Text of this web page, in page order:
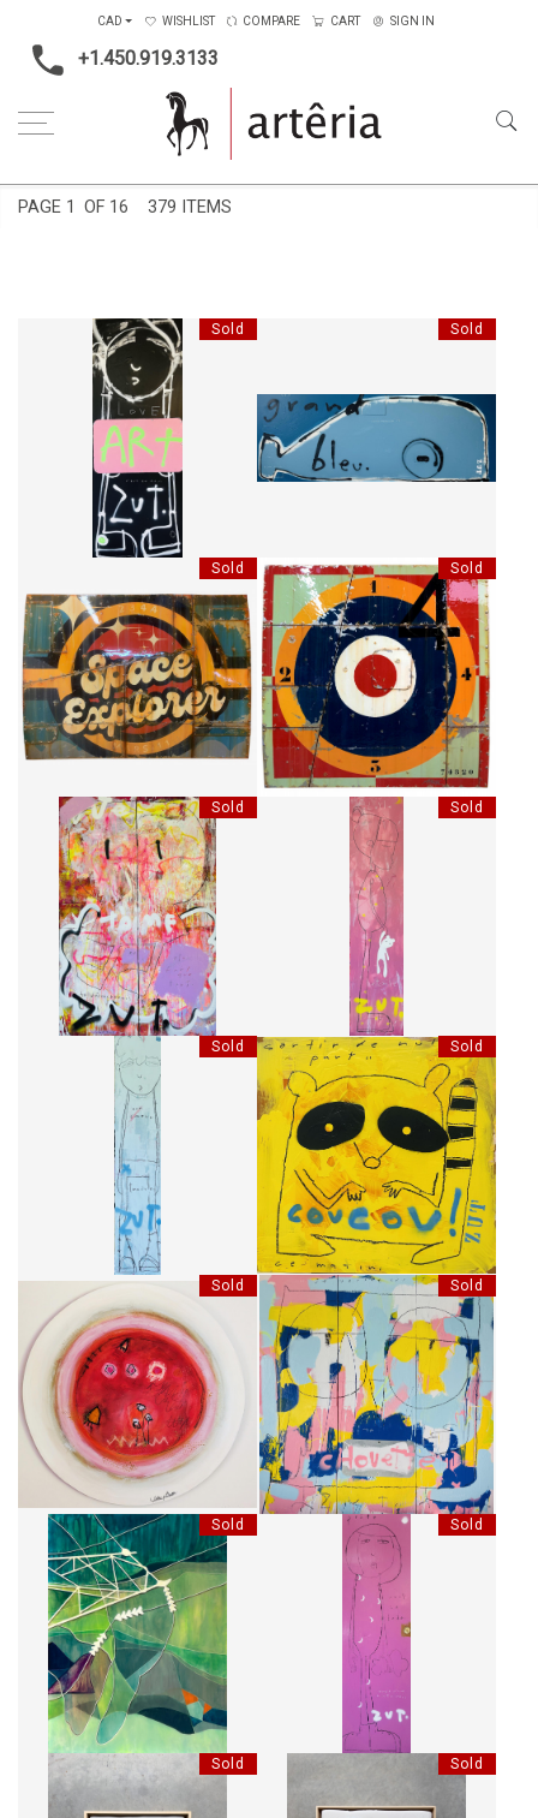
+1.450.919.3133
CAD WISHLIST COMPARE CART SIGN IN
PAGE 1 OF 16 379 ITEMS
Sold
ART, C'EST EN MOI
Sold
MON GRAND BLEU
Sold
SPACE EXPLORER
Sold
BRITISH NO74820
Sold
JE T'AIME PLUS FORT QUE
TOUT
Sold
MA BELLE ÉTOILE
Sold
MON COEUR TENDRE
Sold
COUCOU! SORTIR DE NULLE
PART.. CE MATIN
Sold
PAYSAGES AU 3 SOLEILS
Sold
MA CHOUETTE
Sold
NO 2. GREEN
Sold
PRÊTE POUR LE DODO.
Sold Sold